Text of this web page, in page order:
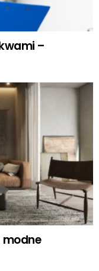
–
modne